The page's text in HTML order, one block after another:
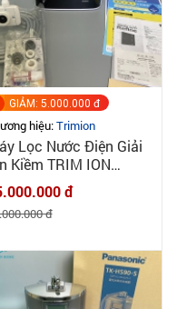
GIẢM: 5.000.000 đ
hiệu:Trimion
Lọc Nước Điện Giải
Kiềm TRIM ION
REFINE - NEW 100%
đ
đ